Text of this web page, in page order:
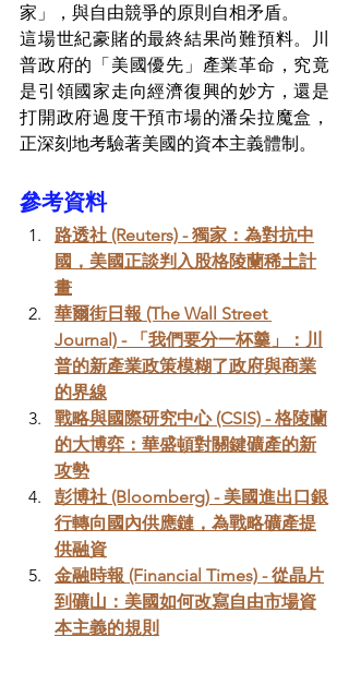
家」，與自由競爭的原則自相矛盾。
這場世紀豪賭的最終結果尚難預料。川
普政府的「美國優先」產業革命，究竟
是引領國家走向經濟復興的妙方，還是
打開政府過度干預市場的潘朵拉魔盒，
正深刻地考驗著美國的資本主義體制。
參考資料
路透社 (Reuters) - 獨家：為對抗中
國，美國正談判入股格陵蘭稀土計
畫
華爾街日報 (The Wall Street
Journal) - 「我們要分一杯羹」：川
普的新產業政策模糊了政府與商業
的界線
戰略與國際研究中心 (CSIS) - 格陵蘭
的大博弈：華盛頓對關鍵礦產的新
攻勢
彭博社 (Bloomberg) - 美國進出口銀
行轉向國內供應鏈，為戰略礦產提
供融資
金融時報 (Financial Times) - 從晶片
到礦山：美國如何改寫自由市場資
本主義的規則